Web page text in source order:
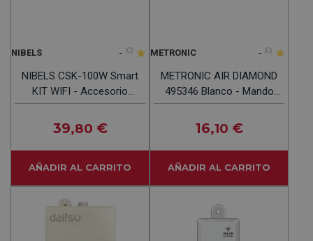
NIBELS - (0)
NIBELS CSK-100W Smart
KIT WIFI - Accesorio
AACC
39,80 €
AÑADIR AL CARRITO
METRONIC - (0)
METRONIC AIR DIAMOND
495346 Blanco - Mando
Universal Aire
Acondicionado
16,10 €
AÑADIR AL CARRITO